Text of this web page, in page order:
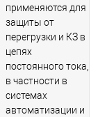
применяются для
защиты от
перегрузки и КЗ в
цепях
постоянного тока,
в частности в
системах
автоматизации и